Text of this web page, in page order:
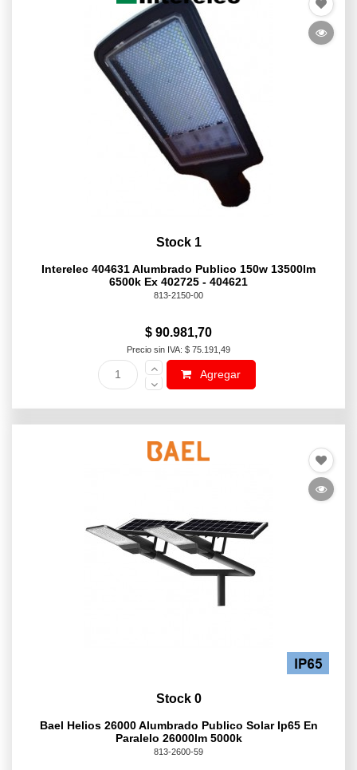
Stock 1
Interelec 404631 Alumbrado Publico 150w 13500lm
6500k Ex 402725 - 404621
813-2150-00
$ 90.981,70
Precio sin IVA: $ 75.191,49
Agregar
Stock 0
Bael Helios 26000 Alumbrado Publico Solar Ip65 En
Paralelo 26000lm 5000k
813-2600-59